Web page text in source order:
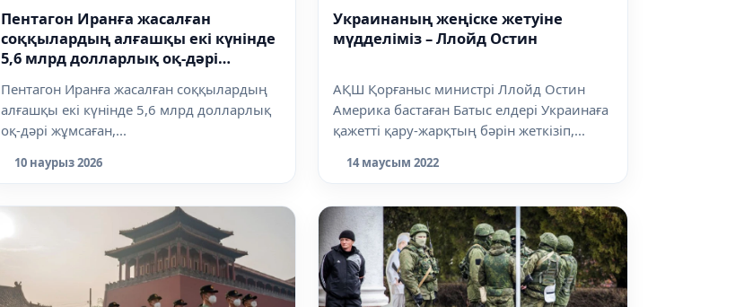
Пентагон Иранға жасалған
соққылардың алғашқы екі күнінде
5,6 млрд долларлық оқ-дәрі
Пентагон Иранға жасалған соққылардың
алғашқы екі күнінде 5,6 млрд долларлық
оқ-дәрі жұмсаған,...
10 наурыз 2026
Украинаның жеңіске жетуіне
мүдделіміз – Ллойд Остин
АҚШ Қорғаныс министрі Ллойд Остин
Америка бастаған Батыс елдері Украинаға
қажетті қару-жарқтың бәрін жеткізіп,...
14 маусым 2022